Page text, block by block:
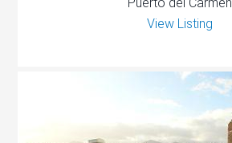
View Listing